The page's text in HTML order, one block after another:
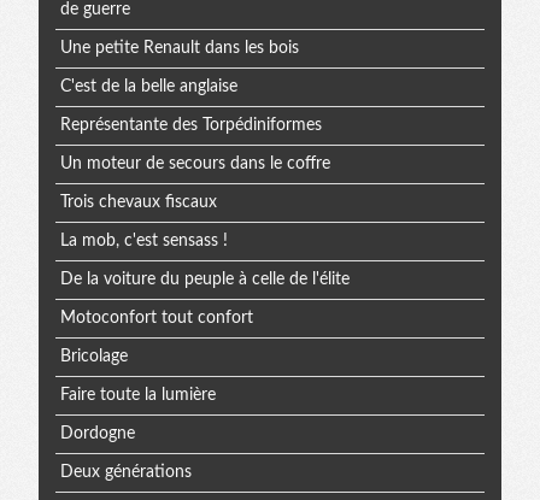
de guerre
Une petite Renault dans les bois
C'est de la belle anglaise
Représentante des Torpédiniformes
Un moteur de secours dans le coffre
Trois chevaux fiscaux
La mob, c'est sensass !
De la voiture du peuple à celle de l'élite
Motoconfort tout confort
Bricolage
Faire toute la lumière
Dordogne
Deux générations